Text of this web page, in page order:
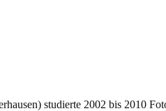
studierte 2002 bis 2010